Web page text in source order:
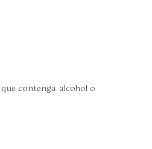
contenga alcohol o